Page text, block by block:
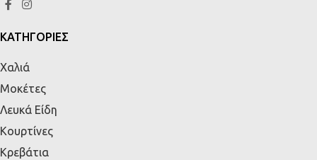
ΚΑΤΗΓΟΡΙΕΣ
Χαλιά
Μοκέτες
Λευκά Είδη
Κουρτίνες
Κρεβάτια